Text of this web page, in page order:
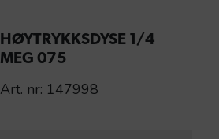
HØYTRYKKSDYSE 1/4
MEG 075
Art. nr: 147998